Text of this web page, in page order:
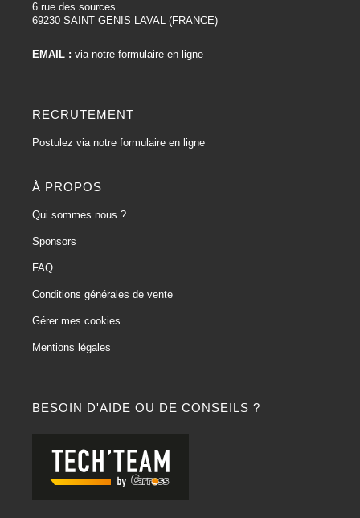
BESOIN D'AIDE OU DE CONSEILS ?
6 rue des sources
69230 SAINT GENIS LAVAL (FRANCE)
EMAIL : via notre formulaire en ligne
RECRUTEMENT
Postulez via notre formulaire en ligne
À PROPOS
Qui sommes nous ?
Sponsors
FAQ
Conditions générales de vente
Gérer mes cookies
Mentions légales